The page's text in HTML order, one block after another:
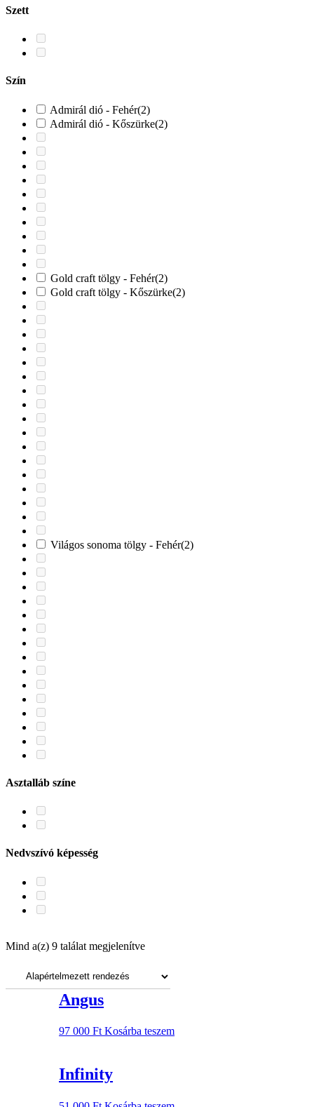
Szett
Szín
Admirál dió - Fehér(2)
Admirál dió - Kőszürke(2)
Gold craft tölgy - Fehér(2)
Gold craft tölgy - Kőszürke(2)
Világos sonoma tölgy - Fehér(2)
Asztalláb színe
Nedvszívó képesség
tűnik, az általad keresett termék még hiányzik a sorból.
Menj biztosra: az aktuális készletről érdeklődj a
webshop@modiz.hu e-mail-címen!
Mind a(z) 9 találat megjelenítve
Angus
97 000 Ft Kosárba teszem
Infinity